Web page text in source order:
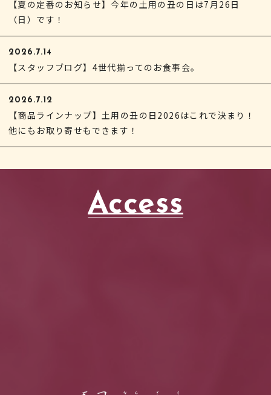
【夏の定番のお知らせ】今年の土用の丑の日は7月26日
（日）です！
2026.7.14
【スタッフブログ】4世代揃ってのお食事会。
2026.7.12
【商品ラインナップ】土用の丑の日2026はこれで決まり！
他にもお取り寄せもできます！
Access